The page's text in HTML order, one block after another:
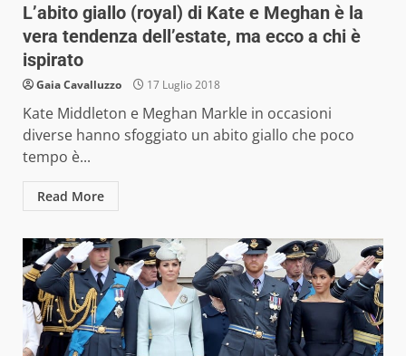
L’abito giallo (royal) di Kate e Meghan è la
vera tendenza dell’estate, ma ecco a chi è
ispirato
Gaia Cavalluzzo 17 Luglio 2018
Kate Middleton e Meghan Markle in occasioni
diverse hanno sfoggiato un abito giallo che poco
tempo è...
Read More